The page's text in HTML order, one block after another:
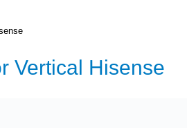
Vertical Hisense